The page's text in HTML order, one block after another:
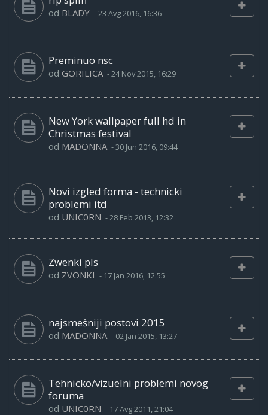
od BLADY -23 Avg 2016, 16:36
Preminuo nsc
od GORILICA -24 Nov 2015, 16:29
New York wallpaper full hd in
Christmas festival
od MADONNA -30 Jun 2016, 09:44
Novi izgled forma - technicki
problemi itd
od UNIC0RN -28 Feb 2013, 12:32
Zwenki pls
od ZVONKI - 17 Jan 2016, 12:55
najsmešniji postovi 2015
od MADONNA - 02 Jan 2015, 13:27
Tehnicko/vizuelni problemi novog
foruma
od UNIC0RN - 17 Avg 2011, 21:04